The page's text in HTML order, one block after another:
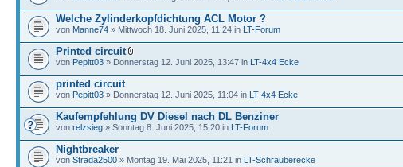
Welche Zylinderkopfdichtung ACL Motor ?
von Manne74 » Mittwoch 18. Juni 2025, 11:24 in LT-Forum
Printed circuit
von Pepitt03 » Donnerstag 12. Juni 2025, 13:47 in LT-4x4 Ecke
printed circuit
von Pepitt03 » Donnerstag 12. Juni 2025, 11:04 in LT-4x4 Ecke
Kaufempfehlung DV Diesel nach DL Benziner
von relzsieg » Sonntag 8. Juni 2025, 15:20 in LT-Forum
Nightbreaker
von Strada2500 » Montag 19. Mai 2025, 11:21 in LT-Schrauberecke